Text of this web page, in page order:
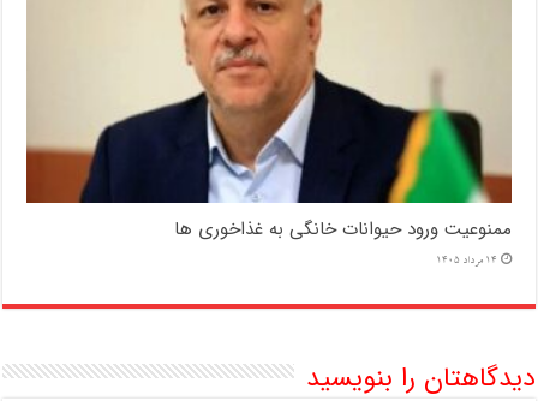
ممنوعیت ورود حیوانات خانگی به غذاخوری ها
14 مرداد 1405
دیدگاهتان را بنویسید